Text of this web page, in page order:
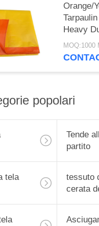
Orange/
Heavy
Sheet
MOQ:1000
popolari
Tende
partito
tela
tessuto
cerata